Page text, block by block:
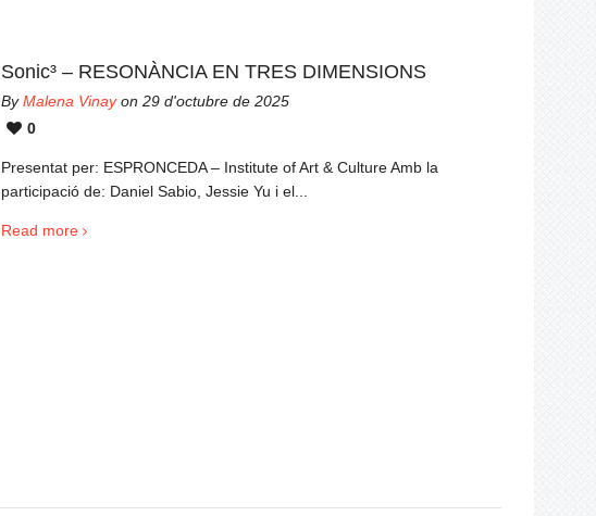
Sonic³ – RESONÀNCIA EN TRES DIMENSIONS
ByMalena Vinayon 29 d'octubre de 2025
0
Presentat per: ESPRONCEDA – Institute of Art & Culture Amb la
participació de: Daniel Sabio, Jessie Yu i el...
Read more